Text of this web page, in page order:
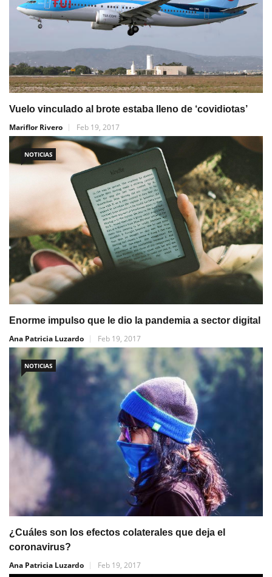
Vuelo vinculado al brote estaba lleno de ‘covidiotas’
Mariflor Rivero
Feb 19, 2017
NOTICIAS
Enorme impulso que le dio la pandemia a sector digital
Ana Patricia Luzardo
Feb 19, 2017
NOTICIAS
¿Cuáles son los efectos colaterales que deja el
coronavirus?
Ana Patricia Luzardo
Feb 19, 2017